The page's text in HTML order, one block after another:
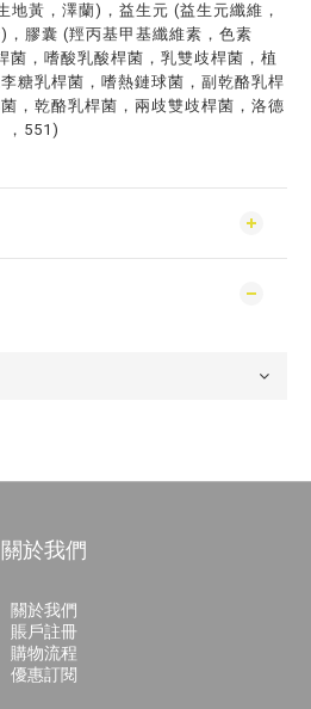
地黃，澤蘭)，益生元 (益生元纖維，
膠囊 (羥丙基甲基纖維素，色素
，嗜酸乳酸桿菌，乳雙歧桿菌，植
糖乳桿菌，嗜熱鏈球菌，副乾酪乳桿
，乾酪乳桿菌，兩歧雙歧桿菌，洛德
，551)
關於我們
關於我們
賬戶註冊
購物流程
優惠訂閱